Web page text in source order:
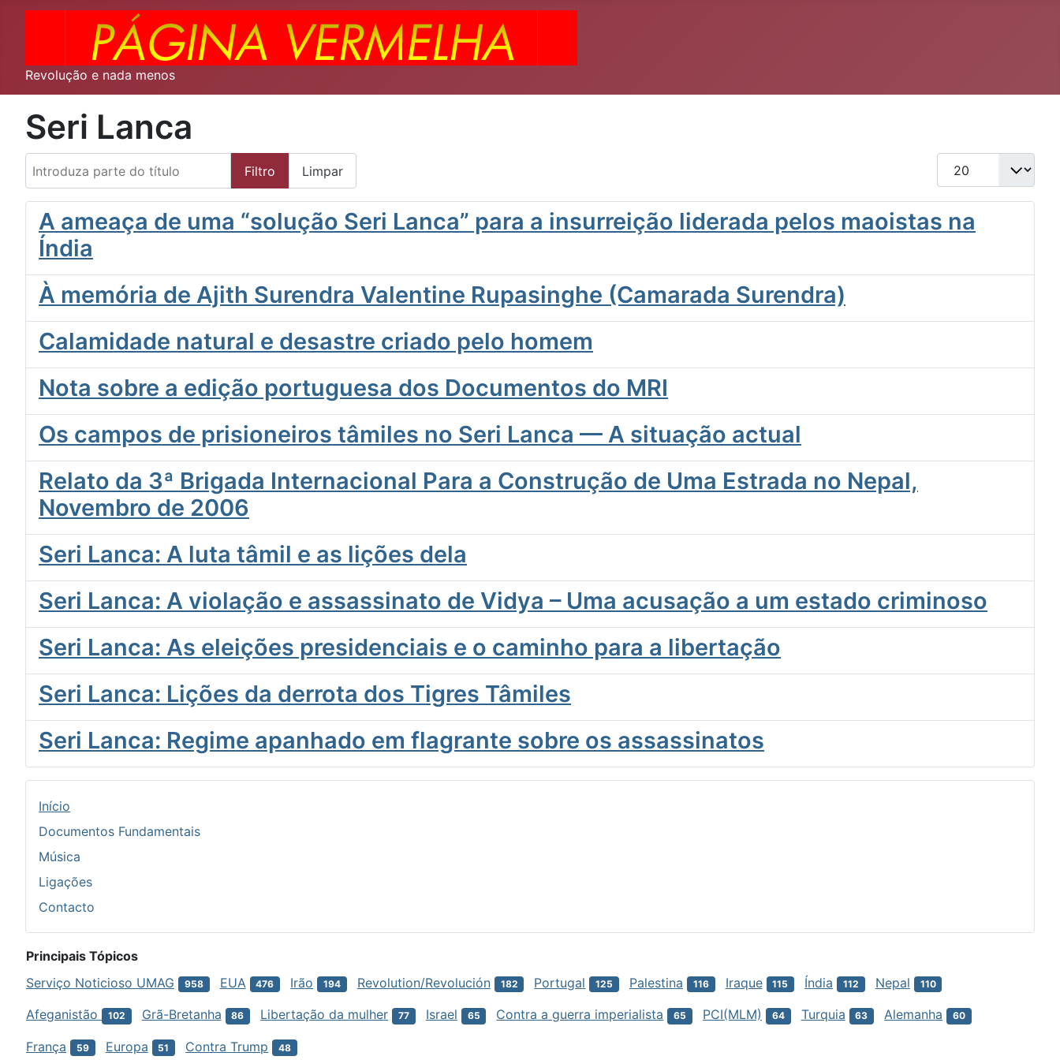
Revolução e nada menos
Seri Lanca
Introduza parte do título
Filtro Limpar
Qtd. a exibir
A ameaça de uma “solução Seri Lanca” para a insurreição liderada pelos maoistas na
Índia
À memória de Ajith Surendra Valentine Rupasinghe (Camarada Surendra)
Calamidade natural e desastre criado pelo homem
Nota sobre a edição portuguesa dos Documentos do MRI
Os campos de prisioneiros tâmiles no Seri Lanca — A situação actual
Relato da 3ª Brigada Internacional Para a Construção de Uma Estrada no Nepal,
Novembro de 2006
Seri Lanca: A luta tâmil e as lições dela
Seri Lanca: A violação e assassinato de Vidya – Uma acusação a um estado criminoso
Seri Lanca: As eleições presidenciais e o caminho para a libertação
Seri Lanca: Lições da derrota dos Tigres Tâmiles
Seri Lanca: Regime apanhado em flagrante sobre os assassinatos
Início
Documentos Fundamentais
Música
Ligações
Contacto
Principais Tópicos
Serviço Noticioso UMAG
958 EUA 476 Irão 194 Revolution/Revolución 182 Portugal 125 Palestina 116 Iraque 115 Índia 112 Nepal 110
Afeganistão 102 Grã-Bretanha 86 Libertação da mulher 77 Israel 65 Contra a guerra imperialista 65 PCI(MLM) 64 Turquia 63 Alemanha 60
França 59 Europa 51 Contra Trump 48